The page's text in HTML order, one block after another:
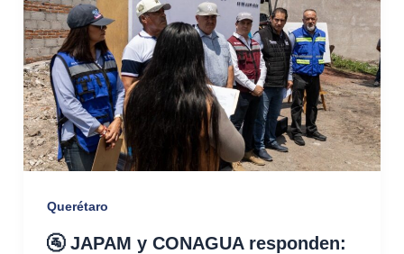
Querétaro
🚰 JAPAM y CONAGUA responden: